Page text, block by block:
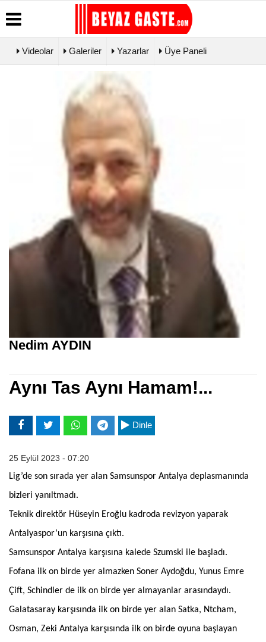
Hava
Gazete
Biyografiler
Foto Galeri
Videolar Galeriler Yazarlar Üye Paneli
Nedim AYDIN
Aynı Tas Aynı Hamam!...
Dinle
25 Eylül 2023 - 07:20
Lig’de son sırada yer alan Samsunspor Antalya deplasmanında
bizleri yanıltmadı.
Teknik direktör Hüseyin Eroğlu kadroda revizyon yaparak
Antalyaspor’un karşısına çıktı.
Samsunspor Antalya karşısına kalede Szumski ile başladı.
Fofana ilk on birde yer almazken Soner Aydoğdu, Yunus Emre
Çift, Schindler de ilk on birde yer almayanlar arasındaydı.
Galatasaray karşısında ilk on birde yer alan Satka, Ntcham,
Osman, Zeki Antalya karşısında ilk on birde oyuna başlayan